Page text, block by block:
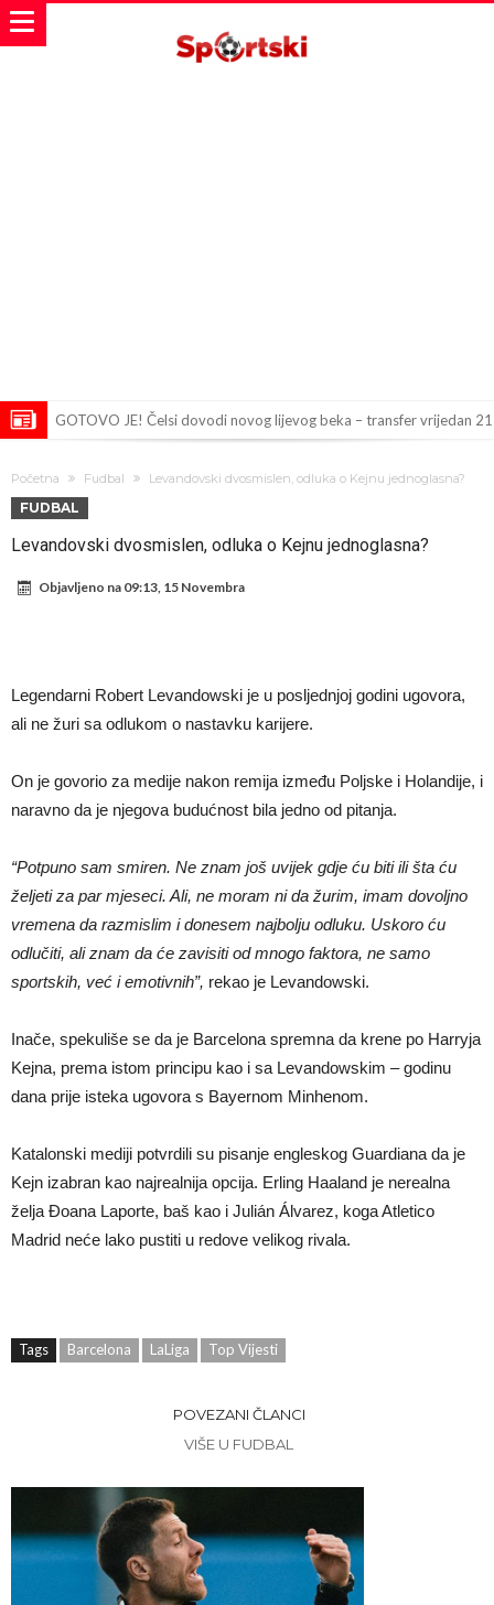
GOTOVO JE! Čelsi dovodi novog lijevog beka – transfer vrijedan 21
Rafael Leao dobio novu ponudu iz Turske
daleko”
Koliko traži PSG i koji je Liverpulov “plafon” za Bredlija Barkolu?
Početna Fudbal Levandovski dvosmislen, odluka o Kejnu jednoglasna?
FUDBAL
Levandovski dvosmislen, odluka o Kejnu jednoglasna?
Objavljeno na 09:13, 15 Novembra
Legendarni Robert Levandowski je u posljednjoj godini ugovora,
ali ne žuri sa odlukom o nastavku karijere.
On je govorio za medije nakon remija između Poljske i Holandije, i
naravno da je njegova budućnost bila jedno od pitanja.
“Potpuno sam smiren. Ne znam još uvijek gdje ću biti ili šta ću
željeti za par mjeseci. Ali, ne moram ni da žurim, imam dovoljno
vremena da razmislim i donesem najbolju odluku. Uskoro ću
odlučiti, ali znam da će zavisiti od mnogo faktora, ne samo
sportskih, već i emotivnih”, rekao je Levandowski.
Inače, spekuliše se da je Barcelona spremna da krene po Harryja
Kejna, prema istom principu kao i sa Levandowskim – godinu
dana prije isteka ugovora s Bayernom Minhenom.
Katalonski mediji potvrdili su pisanje engleskog Guardiana da je
Kejn izabran kao najrealnija opcija. Erling Haaland je nerealna
želja Đoana Laporte, baš kao i Julián Álvarez, koga Atletico
Madrid neće lako pustiti u redove velikog rivala.
Tags Barcelona LaLiga Top Vijesti
POVEZANI ČLANCI
VIŠE U FUDBAL